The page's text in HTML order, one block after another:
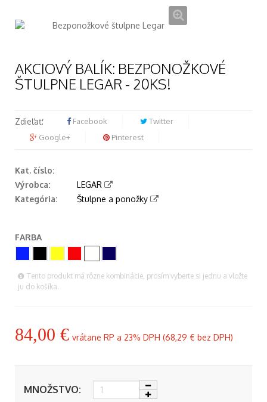
AKCIOVÝ BALÍK: BEZPONOŽKOVÉ
ŠTULPNE LEGAR - 20KS!
Zdieľať: Facebook
Twitter
Google+
Pinterest
Kat. číslo:
Výrobca:
LEGAR
Kategória:
Štulpne a ponožky
FARBA
Tento produkt má rôzne kombinácie, prosím vyberte si jednu a vložte
ju do košíka.
84,00 € vrátane RP a 23% DPH (68,29 € bez DPH)
MNOŽSTVO: